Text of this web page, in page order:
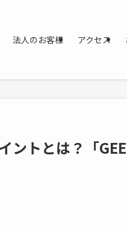
法人のお客様 アクセス
ントとは？「